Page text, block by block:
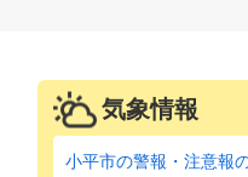
気象情報
小平市の警報・注意報